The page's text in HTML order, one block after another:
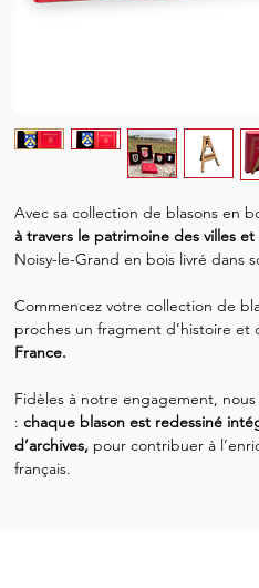
Avec sa collection de blasons en
à travers le patrimoine des villes et
Noisy-le-Grand en bois livré dans
Commencez votre collection de
proches un fragment d’histoire et
France.
Fidèles à notre engagement,
: chaque blason est redessiné
d’archives, pour contribuer à
français.